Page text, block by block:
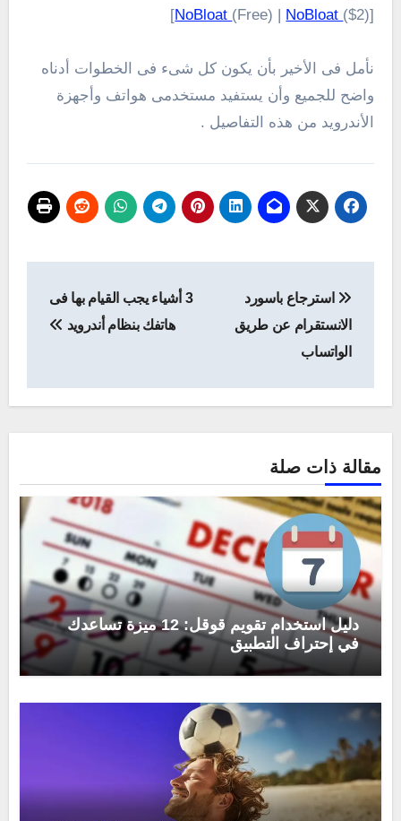
[
NoBloat (Free) | NoBloat ($2)]
نأمل فى الأخير بأن يكون كل شىء فى الخطوات أدناه
واضح للجميع وأن يستفيد مستخدمى هواتف وأجهزة
الأندرويد من هذه التفاصيل .
المقالات
استرجاع باسورد
الانستقرام عن طريق
الواتساب
3 أشياء يجب القيام بها فى
هاتفك بنظام أندرويد
مقالة ذات صلة
دليل استخدام تقويم قوقل: 12 ميزة تساعدك
في إحتراف التطبيق